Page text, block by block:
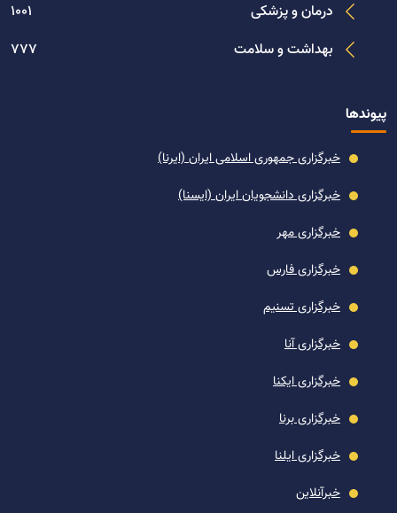
پیوندها
خبرگزاری جمهوری اسلامی ایران (ایرنا)
خبرگزاری دانشجویان ایران (ایسنا)
خبرگزاری مهر
خبرگزاری فارس
خبرگزاری تسنیم
خبرگزاری آنا
خبرگزاری ایکنا
خبرگزاری برنا
خبرگزاری ایلنا
خبرآنلاین
درمان و پزشکی
1001
بهداشت و سلامت
777